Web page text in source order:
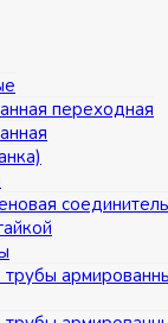
переходная